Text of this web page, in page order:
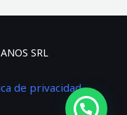
SRL
de privacidad